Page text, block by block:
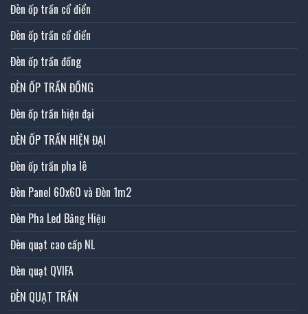
Đèn ốp trần cổ điển
Đèn ốp trần cổ điển
Đèn ốp trần đồng
ĐÈN ỐP TRẦN ĐỒNG
Đèn ốp trần hiện đại
ĐÈN ỐP TRẦN HIỆN ĐẠI
Đèn ốp trần pha lê
Đèn Panel 60x60 và Đèn 1m2
Đèn Pha Led Bảng Hiệu
Đèn quạt cao cấp NL
Đèn quạt QVIFA
ĐÈN QUẠT TRẦN